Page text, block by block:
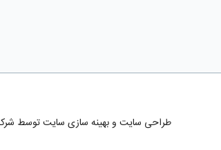
طراحی سایت و بهینه سازی سایت توسط